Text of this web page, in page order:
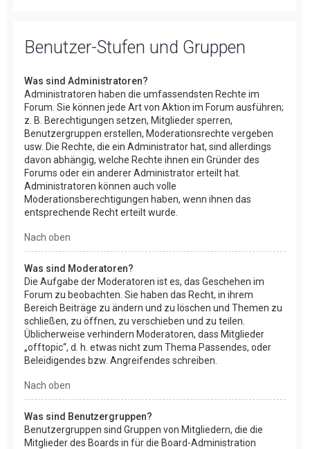
Benutzer-Stufen und Gruppen
Was sind Administratoren?
Administratoren haben die umfassendsten Rechte im
Forum. Sie können jede Art von Aktion im Forum ausführen;
z. B. Berechtigungen setzen, Mitglieder sperren,
Benutzergruppen erstellen, Moderationsrechte vergeben
usw. Die Rechte, die ein Administrator hat, sind allerdings
davon abhängig, welche Rechte ihnen ein Gründer des
Forums oder ein anderer Administrator erteilt hat.
Administratoren können auch volle
Moderationsberechtigungen haben, wenn ihnen das
entsprechende Recht erteilt wurde.
Nach oben
Was sind Moderatoren?
Die Aufgabe der Moderatoren ist es, das Geschehen im
Forum zu beobachten. Sie haben das Recht, in ihrem
Bereich Beiträge zu ändern und zu löschen und Themen zu
schließen, zu öffnen, zu verschieben und zu teilen.
Üblicherweise verhindern Moderatoren, dass Mitglieder
„offtopic“, d. h. etwas nicht zum Thema Passendes, oder
Beleidigendes bzw. Angreifendes schreiben.
Nach oben
Was sind Benutzergruppen?
Benutzergruppen sind Gruppen von Mitgliedern, die die
Mitglieder des Boards in für die Board-Administration